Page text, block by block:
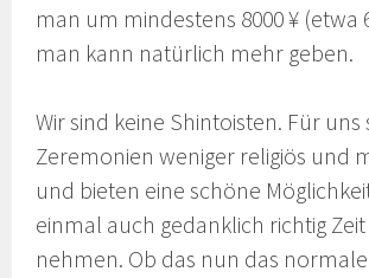
man um mindestens 8000 ¥ (etwa
man kann natürlich mehr geben.
Wir sind keine Shintoisten. Für uns
Zeremonien weniger religiös und
und bieten eine schöne
einmal auch gedanklich richtig
nehmen. Ob das nun das